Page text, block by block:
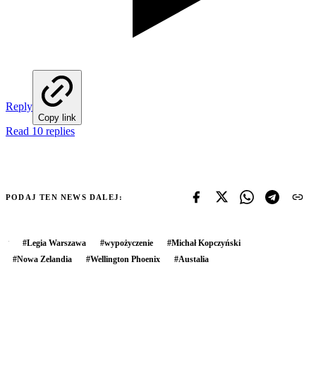
Reply
Copy link
Read 10 replies
PODAJ TEN NEWS DALEJ:
#Legia Warszawa #wypożyczenie #Michał Kopczyński
#Nowa Zelandia #Wellington Phoenix #Austalia